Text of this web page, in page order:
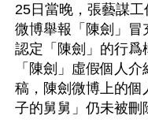
25日當晚，張藝謀
微博舉報「陳劍」冒
認定「陳劍」的行爲
「陳劍」虛假個人
稿，陳劍微博上的
子的舅舅」仍未被刪